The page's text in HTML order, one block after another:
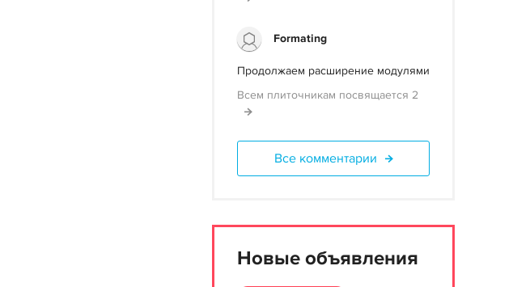
Formating
Продолжаем расширение модулями
Всем плиточникам посвящается 2
Все комментарии
Новые объявления